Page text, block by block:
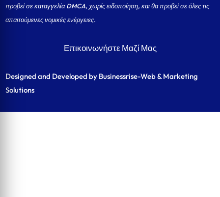
προβεί σε καταγγελία DMCA, χωρίς ειδοποίηση, και θα προβεί σε όλες τις
απαιτούμενες νομικές ενέργειες.
Επικοινωνήστε Μαζί Μας
Designed and Developed by Businessrise-Web & Marketing
Solutions